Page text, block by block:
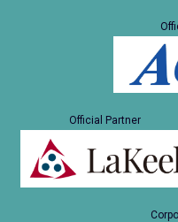
Official Partner